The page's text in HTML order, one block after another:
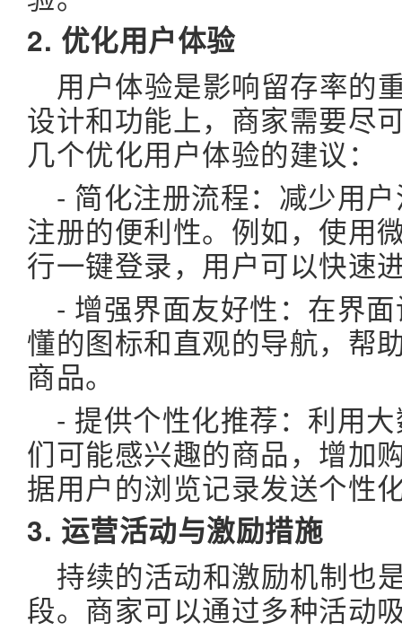
2. 优化用户体验
用户体验是影响留存率的
设计和功能上，商家需要尽
几个优化用户体验的建议：
- 简化注册流程：减少用
注册的便利性。例如，使用
行一键登录，用户可以快速
- 增强界面友好性：在界
懂的图标和直观的导航，帮
商品。
- 提供个性化推荐：利用
们可能感兴趣的商品，增加
据用户的浏览记录发送个性
3. 运营活动与激励措施
持续的活动和激励机制也
段。商家可以通过多种活动